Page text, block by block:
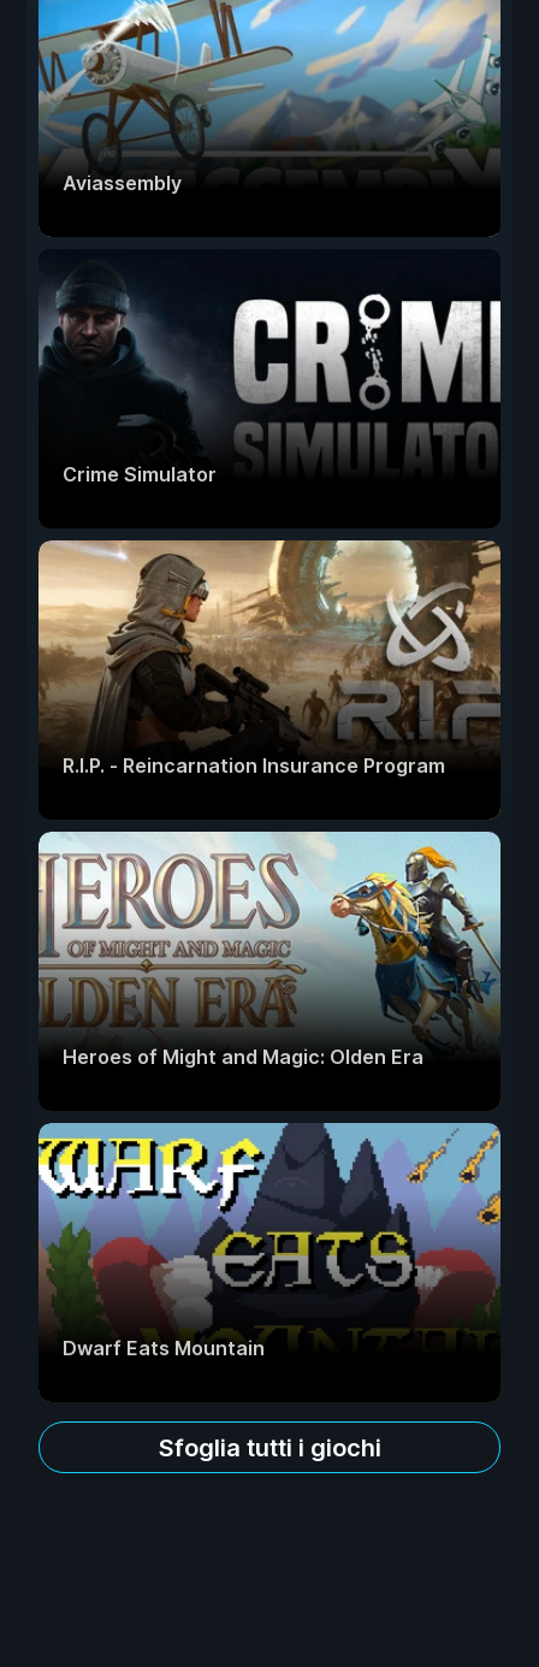
Aviassembly
Crime Simulator
R.I.P. - Reincarnation Insurance Program
Heroes of Might and Magic: Olden Era
Dwarf Eats Mountain
Sfoglia tutti i giochi